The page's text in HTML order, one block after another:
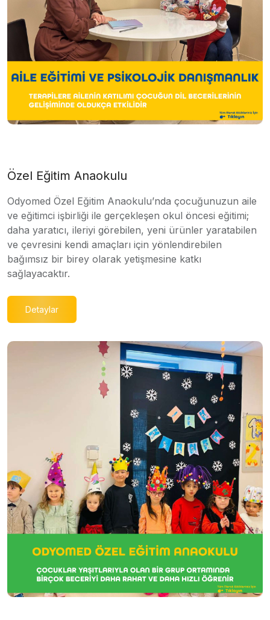
Özel Eğitim Anaokulu
Odyomed Özel Eğitim Anaokulu’nda çocuğunuzun aile
ve eğitimci işbirliği ile gerçekleşen okul öncesi eğitimi;
daha yaratıcı, ileriyi görebilen, yeni ürünler yaratabilen
ve çevresini kendi amaçları için yönlendirebilen
bağımsız bir birey olarak yetişmesine katkı
sağlayacaktır.
Detaylar